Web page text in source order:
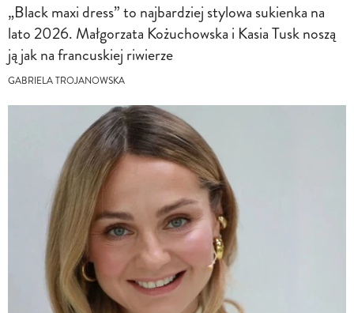
„Black maxi dress” to najbardziej stylowa sukienka na
lato 2026. Małgorzata Kożuchowska i Kasia Tusk noszą
ją jak na francuskiej riwierze
GABRIELA TROJANOWSKA